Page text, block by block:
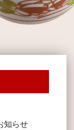
知らせ